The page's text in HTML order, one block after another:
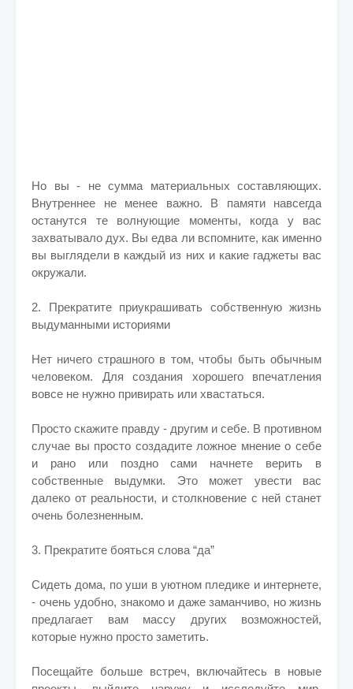
Но вы - не сумма материальных составляющих.
Внутреннее не менее важно. В памяти навсегда
останутся те волнующие моменты, когда у вас
захватывало дух. Вы едва ли вспомните, как именно
вы выглядели в каждый из них и какие гаджеты вас
окружали.
2. Прекратите приукрашивать собственную жизнь
выдуманными историями
Нет ничего страшного в том, чтобы быть обычным
человеком. Для создания хорошего впечатления
вовсе не нужно привирать или хвастаться.
Просто скажите правду - другим и себе. В противном
случае вы просто создадите ложное мнение о себе
и рано или поздно сами начнете верить в
собственные выдумки. Это может увести вас
далеко от реальности, и столкновение с ней станет
очень болезненным.
3. Прекратите бояться слова “да”
Сидеть дома, по уши в уютном пледике и интернете,
- очень удобно, знакомо и даже заманчиво, но жизнь
предлагает вам массу других возможностей,
которые нужно просто заметить.
Посещайте больше встреч, включайтесь в новые